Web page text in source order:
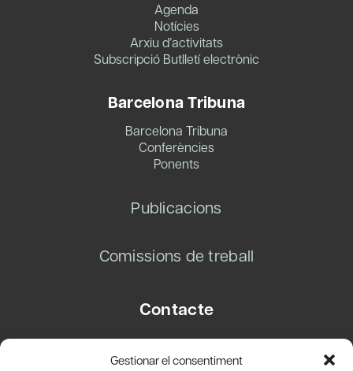
Gestionar el consentiment
Agenda
Notícies
Arxiu d’activitats
Subscripció Butlletí electrònic
Barcelona Tribuna
Barcelona Tribuna
Conferències
Ponents
Publicacions
Comissions de treball
Contacte
08003 Barcelona